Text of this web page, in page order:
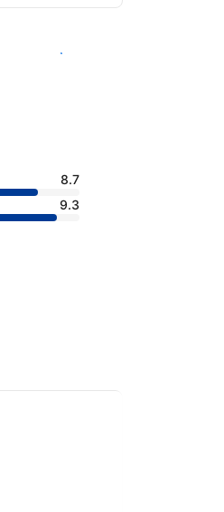
查看客房供應情況
8.7
9.3